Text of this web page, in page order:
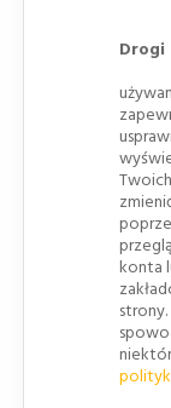
Drogi
konta
wystarczy
zabezpieczenia.
Szybkie i
za pomocą
stworzyć
próg w2
progu